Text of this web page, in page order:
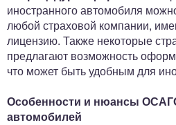
иностранного автомобиля
любой страховой компании,
лицензию. Также некоторые
предлагают возможность
что может быть удобным для
Особенности и нюансы
автомобилей